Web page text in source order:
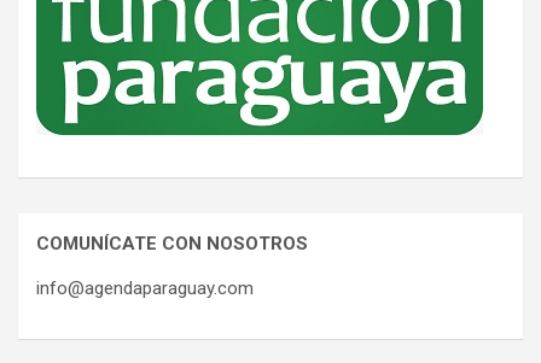
COMUNÍCATE CON NOSOTROS
info@agendaparaguay.com